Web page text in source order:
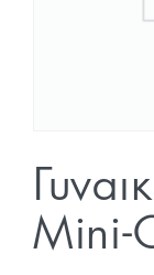
Mini-